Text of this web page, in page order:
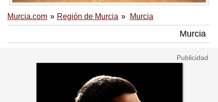
Murcia.com Región de Murcia Murcia
Murcia